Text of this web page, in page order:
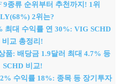
9종류 순위부터 추천까지! 1위
2위는?
최대 수익률 연 30%: VIG SCHD
비교 총정리!
품: 배당금 1.9달러 최대 4.7% 등
SCHD 비교!
수익률 18%: 종목 등 장기투자